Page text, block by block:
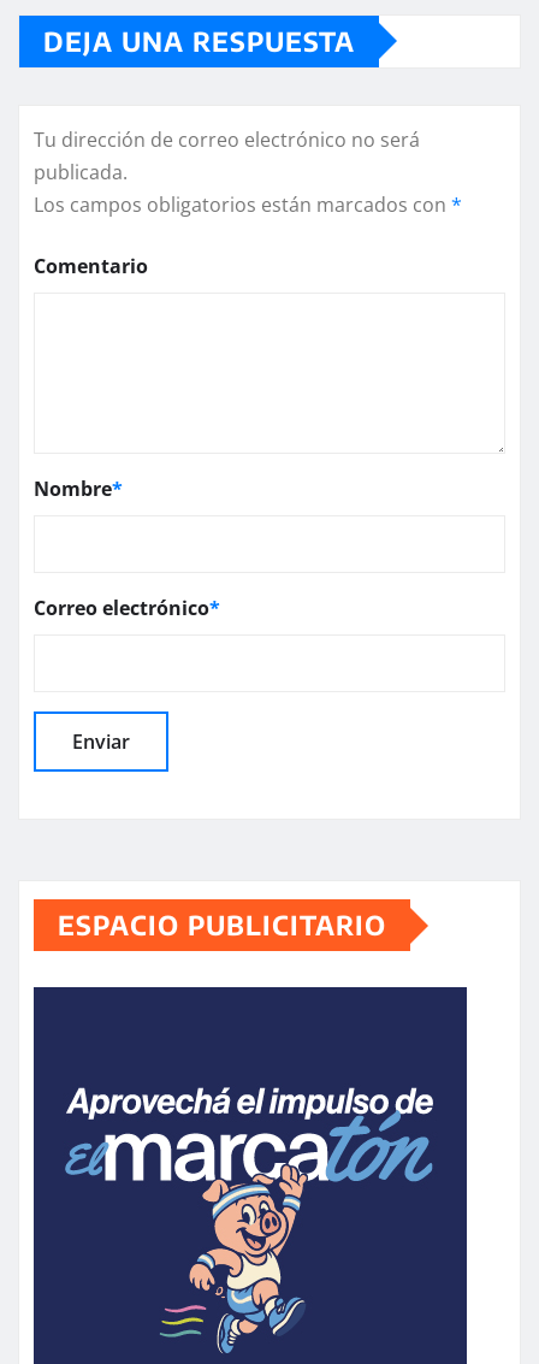
DEJA UNA RESPUESTA
Tu dirección de correo electrónico no será
publicada.
Los campos obligatorios están marcados con *
Comentario
Nombre*
Correo electrónico*
ESPACIO PUBLICITARIO